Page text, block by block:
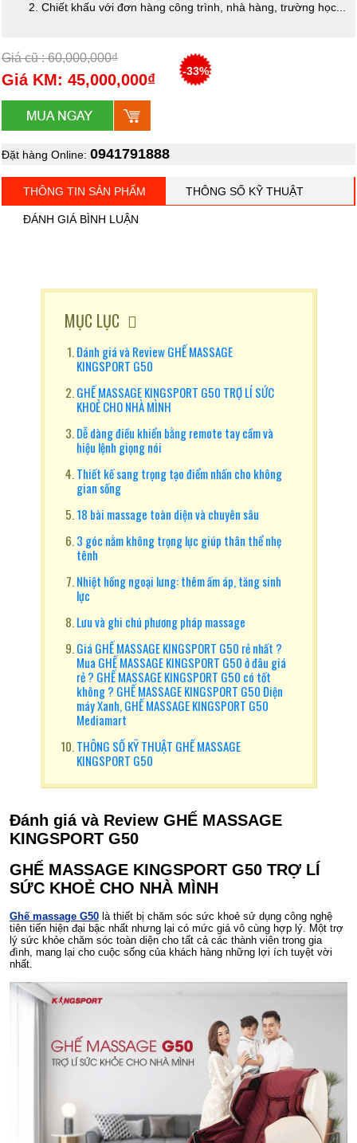
Chiết khấu với đơn hàng công trình, nhà hàng, trường học...
Giá cũ : 60,000,000₫
Giá KM: 45,000,000₫ -33%
Đặt hàng Online: 0941791888
THÔNG TIN SẢN PHẨM THÔNG SỐ KỸ THUẬT
ĐÁNH GIÁ BÌNH LUẬN
MỤC LỤC
Đánh giá và Review GHẾ MASSAGE
KINGSPORT G50
GHẾ MASSAGE KINGSPORT G50 TRỢ LÍ SỨC
KHOẺ CHO NHÀ MÌNH
Dễ dàng điều khiển bằng remote tay cầm và
hiệu lệnh giọng nói
Thiết kế sang trọng tạo điểm nhấn cho không
gian sống
18 bài massage toàn diện và chuyên sâu
3 góc nằm không trọng lực giúp thân thể nhẹ
tênh
Nhiệt hồng ngoại lưng: thêm ấm áp, tăng sinh
lực
Lưu và ghi chú phương pháp massage
Giá GHẾ MASSAGE KINGSPORT G50 rẻ nhất ?
Mua GHẾ MASSAGE KINGSPORT G50 ở đâu giá
rẻ ? GHẾ MASSAGE KINGSPORT G50 có tốt
không ? GHẾ MASSAGE KINGSPORT G50 Điện
máy Xanh, GHẾ MASSAGE KINGSPORT G50
Mediamart
THÔNG SỐ KỸ THUẬT GHẾ MASSAGE
KINGSPORT G50
Đánh giá và Review GHẾ MASSAGE
KINGSPORT G50
GHẾ MASSAGE KINGSPORT G50 TRỢ LÍ
SỨC KHOẺ CHO NHÀ MÌNH
Ghế massage G50 là thiết bị chăm sóc sức khoẻ sử dụng công nghệ
tiên tiến hiện đại bậc nhất nhưng lại có mức giá vô cùng hợp lý. Một trợ
lý sức khỏe chăm sóc toàn diện cho tất cả các thành viên trong gia
đình, mang lại cho cuộc sống của khách hàng những lợi ích tuyệt vời
nhất.